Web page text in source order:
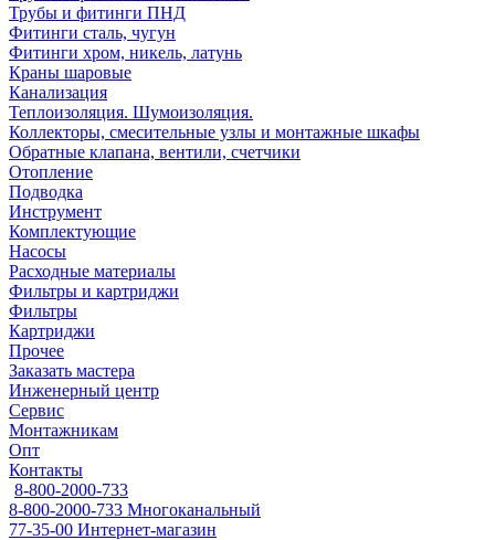
Трубы и фитинги ПНД
Фитинги сталь, чугун
Фитинги хром, никель, латунь
Краны шаровые
Канализация
Теплоизоляция. Шумоизоляция.
Коллекторы, смесительные узлы и монтажные шкафы
Обратные клапана, вентили, счетчики
Отопление
Подводка
Инструмент
Комплектующие
Насосы
Расходные материалы
Фильтры и картриджи
Фильтры
Картриджи
Прочее
Заказать мастера
Инженерный центр
Сервис
Монтажникам
Опт
Контакты
8-800-2000-733
8-800-2000-733 Многоканальный
77-35-00 Интернет-магазин